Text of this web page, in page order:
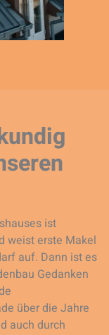
ist
weist erste Makel
auf. Dann ist es
Gedanken
über die Jahre
auch durch